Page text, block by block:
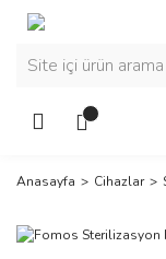
Anasayfa Cihazlar